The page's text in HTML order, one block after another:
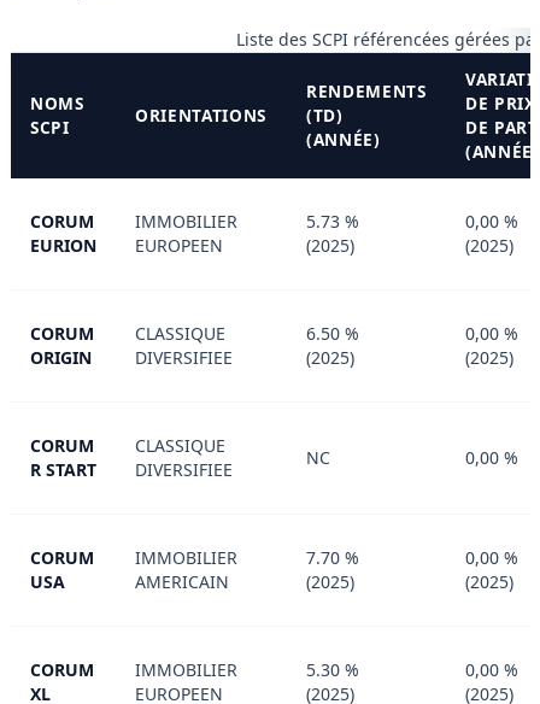
Liste des SCPI référencées gérées
NOMS
SCPI
ORIENTATIONS
RENDEMENTS
(TD)
(ANNÉE)
DE PRIX
DE PART
(ANNÉE)
CORUM
EURION
IMMOBILIER
EUROPEEN
5.73 %
(2025)
0,00 %
(2025)
CORUM
ORIGIN
CLASSIQUE
DIVERSIFIEE
6.50 %
(2025)
0,00 %
(2025)
CORUM
R START
CLASSIQUE
DIVERSIFIEE
NC 0,00 %
CORUM
USA
IMMOBILIER
AMERICAIN
7.70 %
(2025)
0,00 %
(2025)
CORUM
XL
IMMOBILIER
EUROPEEN
5.30 %
(2025)
0,00 %
(2025)